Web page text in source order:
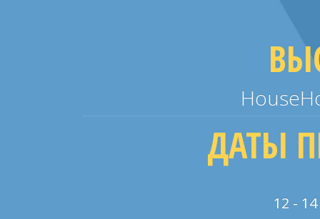
ДАТЫ
12 -